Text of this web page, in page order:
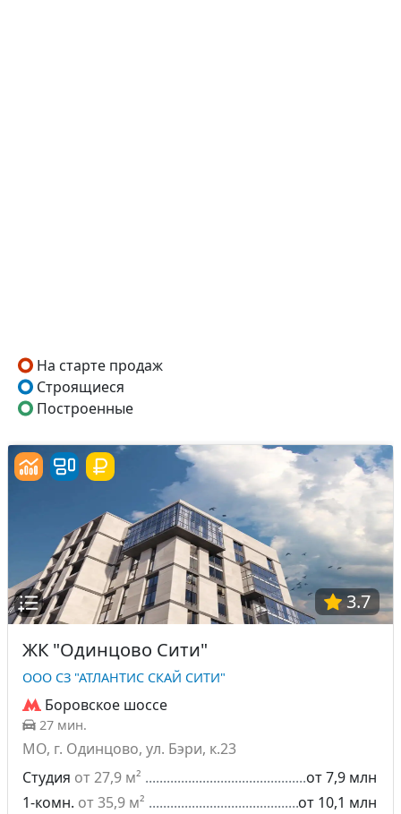
На старте продаж
Строящиеся
Построенные
3.7
ЖК "Одинцово Сити"
ООО СЗ "АТЛАНТИС СКАЙ СИТИ"
Боровское шоссе
27 мин.
МО, г. Одинцово, ул. Бэри, к.23
Студия от 27,9 м²
от 7,9 млн
1-комн. от 35,9 м²
от 10,1 млн